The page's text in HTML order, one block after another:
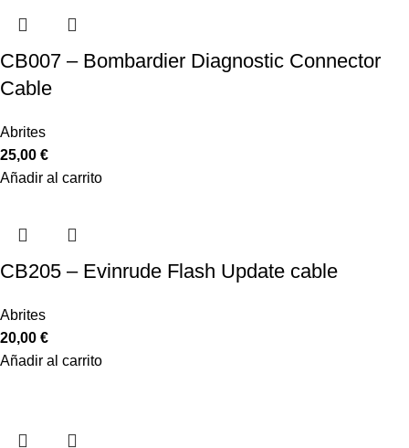
CB007 – Bombardier Diagnostic Connector
Cable
Abrites
25,00 €
Añadir al carrito
CB205 – Evinrude Flash Update cable
Abrites
20,00 €
Añadir al carrito